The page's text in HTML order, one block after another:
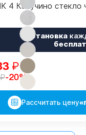
4 Капучино стекло
Установка
₽
-20%
Рассчитать цену